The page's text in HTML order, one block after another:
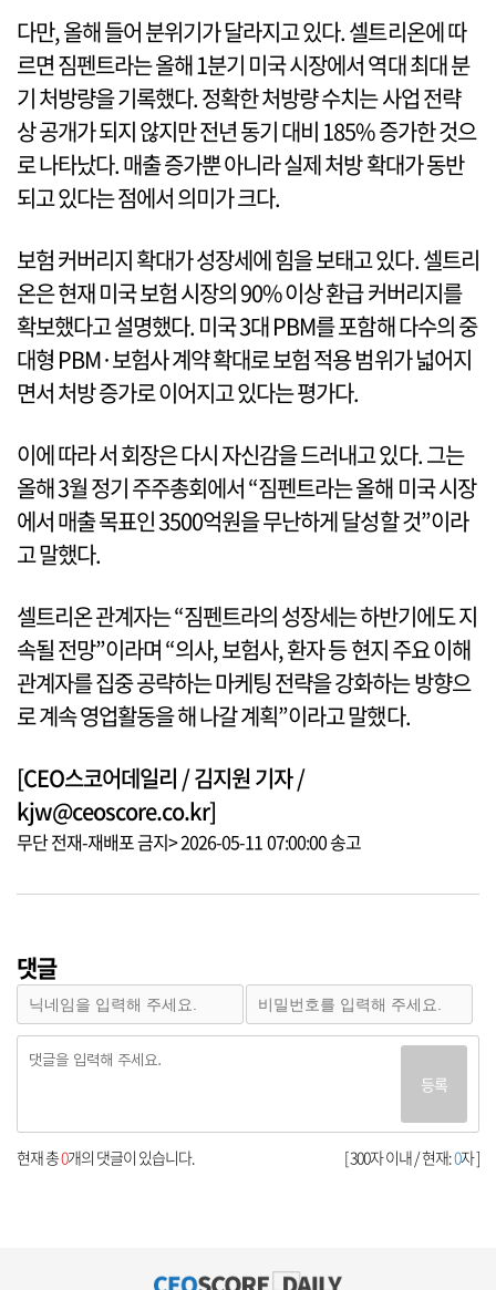
다만, 올해 들어 분위기가 달라지고 있다. 셀트리온에 따
르면 짐펜트라는 올해 1분기 미국 시장에서 역대 최대 분
기 처방량을 기록했다. 정확한 처방량 수치는 사업 전략
상 공개가 되지 않지만 전년 동기 대비 185% 증가한 것으
로 나타났다. 매출 증가뿐 아니라 실제 처방 확대가 동반
되고 있다는 점에서 의미가 크다.
보험 커버리지 확대가 성장세에 힘을 보태고 있다. 셀트리
온은 현재 미국 보험 시장의 90% 이상 환급 커버리지를
확보했다고 설명했다. 미국 3대 PBM를 포함해 다수의 중
대형 PBM·보험사 계약 확대로 보험 적용 범위가 넓어지
면서 처방 증가로 이어지고 있다는 평가다.
이에 따라 서 회장은 다시 자신감을 드러내고 있다. 그는
올해 3월 정기 주주총회에서 “짐펜트라는 올해 미국 시장
에서 매출 목표인 3500억원을 무난하게 달성할 것”이라
고 말했다.
셀트리온 관계자는 “짐펜트라의 성장세는 하반기에도 지
속될 전망”이라며 “의사, 보험사, 환자 등 현지 주요 이해
관계자를 집중 공략하는 마케팅 전략을 강화하는 방향으
로 계속 영업활동을 해 나갈 계획”이라고 말했다.
[CEO스코어데일리 / 김지원 기자 /
kjw@ceoscore.co.kr]
무단 전재-재배포 금지> 2026-05-11 07:00:00 송고
댓글
등록
[ 300자 이내 / 현재:0자 ]
현재 총0개의 댓글이 있습니다.